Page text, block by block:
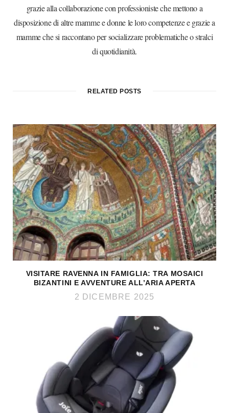
grazie alla collaborazione con professioniste che mettono a
disposizione di altre mamme e donne le loro competenze e grazie a
mamme che si raccontano per socializzare problematiche o stralci
di quotidianità.
RELATED POSTS
VISITARE RAVENNA IN FAMIGLIA: TRA MOSAICI
BIZANTINI E AVVENTURE ALL’ARIA APERTA
2 DICEMBRE 2025